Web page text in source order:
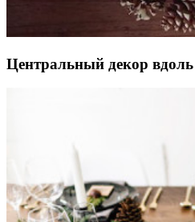
Центральный декор вдоль